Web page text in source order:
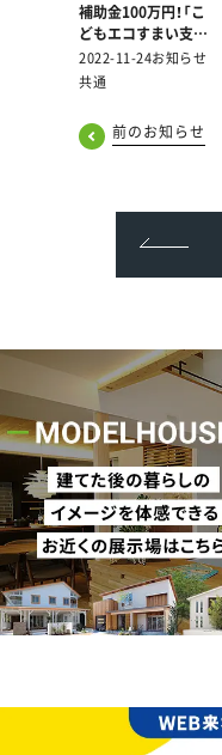
補助金100万円！「こ
どもエコすまい支援
事業」悠悠ホームの
お家も対象です
2022-11-24お知らせ
共通
前のお知らせ